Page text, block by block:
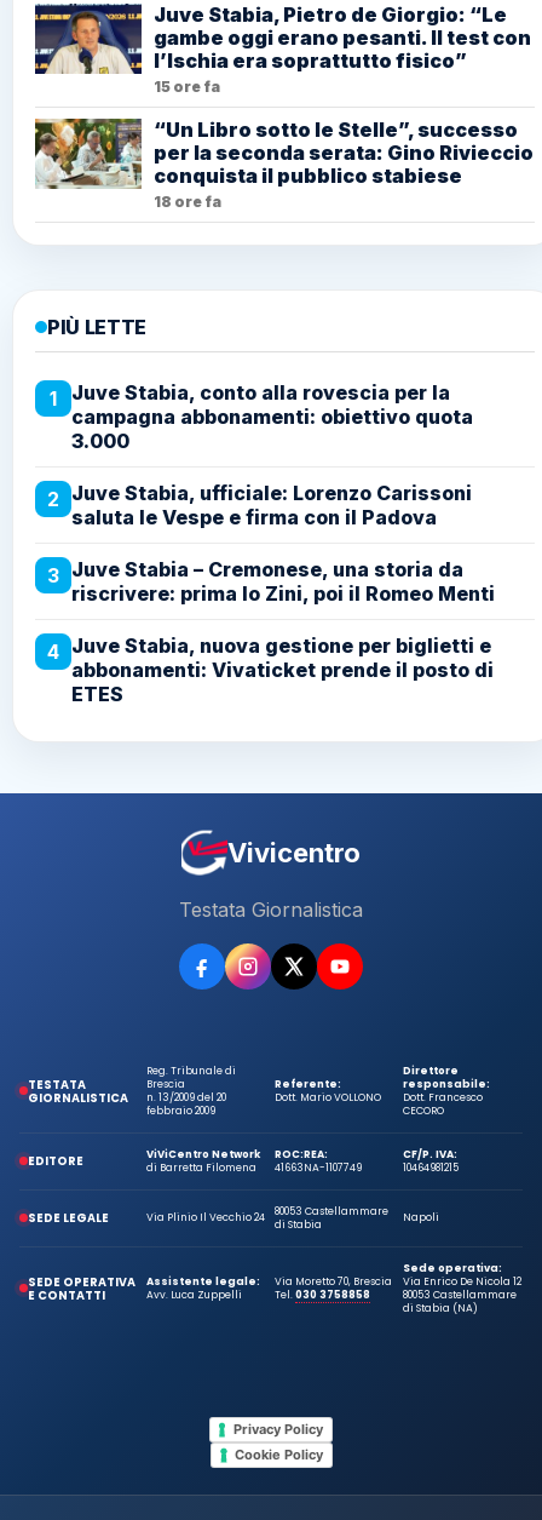
Juve Stabia, Pietro de Giorgio: “Le
gambe oggi erano pesanti. Il test con
l’Ischia era soprattutto fisico”
15 ore fa
“Un Libro sotto le Stelle”, successo
per la seconda serata: Gino Rivieccio
conquista il pubblico stabiese
18 ore fa
PIÙ LETTE
1
Juve Stabia, conto alla rovescia per la
campagna abbonamenti: obiettivo quota
3.000
2 Juve Stabia, ufficiale: Lorenzo Carissoni
saluta le Vespe e firma con il Padova
3 Juve Stabia – Cremonese, una storia da
riscrivere: prima lo Zini, poi il Romeo Menti
4 Juve Stabia, nuova gestione per biglietti e
abbonamenti: Vivaticket prende il posto di
ETES
Vivicentro
Testata Giornalistica
TESTATA
GIORNALISTICA
Reg. Tribunale di
Brescia
n. 13/2009 del 20
febbraio 2009
Referente:
Dott. Mario VOLLONO
Direttore
responsabile:
Dott. Francesco
CECORO
EDITORE
ViViCentro Network
di Barretta Filomena
ROC:
41663
REA:
NA-1107749
CF/P. IVA:
10464981215
SEDE LEGALE Via Plinio Il Vecchio 24
80053 Castellammare
di Stabia
Napoli
SEDE OPERATIVA
E CONTATTI
Assistente legale:
Avv. Luca Zuppelli
Via Moretto 70, Brescia
Tel.030 3758858
Sede operativa:
Via Enrico De Nicola 12
80053 Castellammare
di Stabia (NA)
Privacy Policy
Cookie Policy